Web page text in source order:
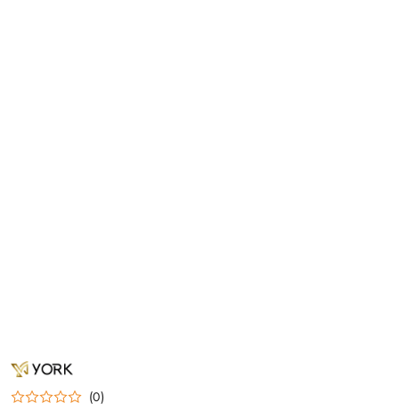
NAZWA
PRODUCENTA:
YORK (0)